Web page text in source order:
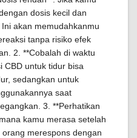
dosis kecil dan
akan memudahkanmu
tanpa risiko efek
2. **Cobalah di waktu
CBD untuk tidur bisa
sedangkan untuk
saat
3. **Perhatikan
kamu merasa setelah
merespons dengan